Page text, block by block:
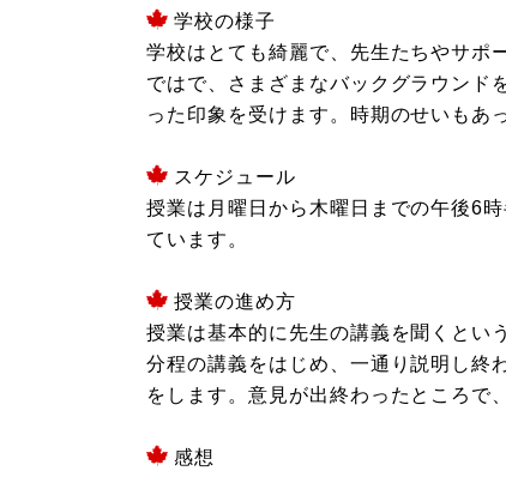
学校の様子
学校はとても綺麗で、先生たちやサポ
ではで、さまざまなバックグラウンド
った印象を受けます。時期のせいもあ
スケジュール
授業は月曜日から木曜日までの午後6
ています。
授業の進め方
授業は基本的に先生の講義を聞くとい
分程の講義をはじめ、一通り説明し終
をします。意見が出終わったところで
感想